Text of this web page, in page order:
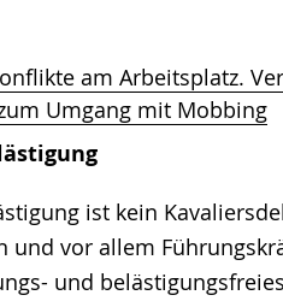
am Arbeitsplatz.
Umgang mit Mobbing
ist kein
und vor allem
und